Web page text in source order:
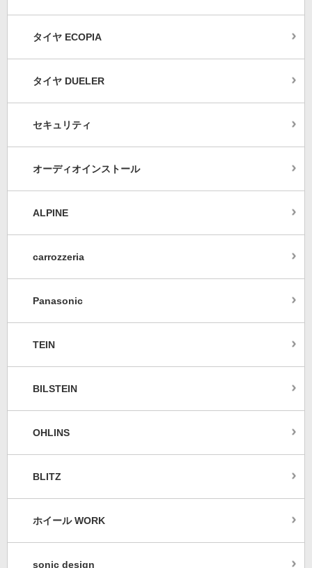
タイヤ ECOPIA
タイヤ DUELER
セキュリティ
オーディオインストール
ALPINE
carrozzeria
Panasonic
TEIN
BILSTEIN
OHLINS
BLITZ
ホイール WORK
sonic design